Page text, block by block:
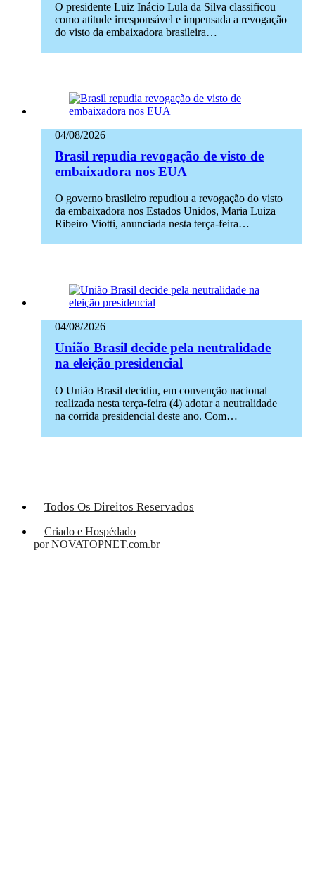
O presidente Luiz Inácio Lula da Silva classificou
como atitude irresponsável e impensada a revogação
do visto da embaixadora brasileira…
04/08/2026
Brasil repudia revogação de visto de
embaixadora nos EUA
O governo brasileiro repudiou a revogação do visto
da embaixadora nos Estados Unidos, Maria Luiza
Ribeiro Viotti, anunciada nesta terça-feira…
04/08/2026
União Brasil decide pela neutralidade
na eleição presidencial
O União Brasil decidiu, em convenção nacional
realizada nesta terça-feira (4) adotar a neutralidade
na corrida presidencial deste ano. Com…
Todos Os Direitos Reservados
Criado e Hospédado
por NOVATOPNET.com.br